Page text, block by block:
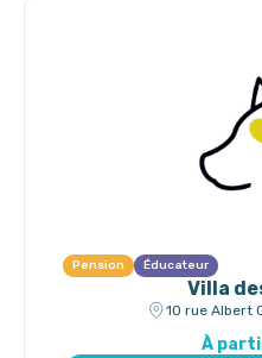
Pension Éducateur
Villa
10 rue Albert
À